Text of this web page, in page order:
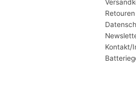
Retouren
Kontakt/